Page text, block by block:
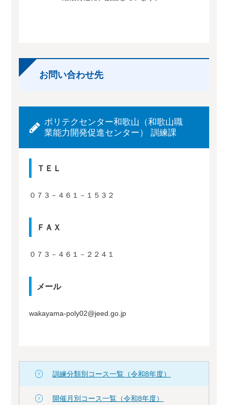
お問い合わせ先
ポリテクセンター和歌山（和歌山職
業能力開発促進センター） 訓練課
ＴＥＬ
０７３－４６１－１５３２
ＦＡＸ
０７３－４６１－２２４１
メール
wakayama-poly02@jeed.go.jp
訓練分類別コース一覧（令和8年度）
開催月別コース一覧（令和8年度）